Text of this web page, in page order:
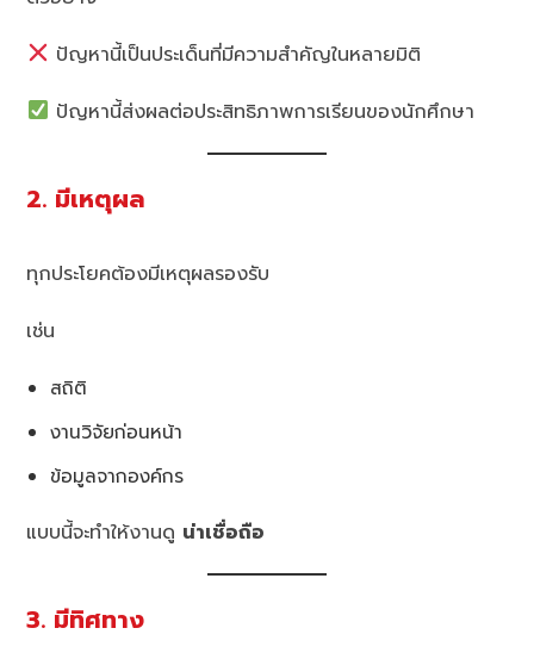
ปัญหานี้เป็นประเด็นที่มีความสำคัญในหลายมิติ
ปัญหานี้ส่งผลต่อประสิทธิภาพการเรียนของนักศึกษา
2. มีเหตุผล
ทุกประโยคต้องมีเหตุผลรองรับ
เช่น
สถิติ
งานวิจัยก่อนหน้า
ข้อมูลจากองค์กร
แบบนี้จะทำให้งานดู น่าเชื่อถือ
3. มีทิศทาง